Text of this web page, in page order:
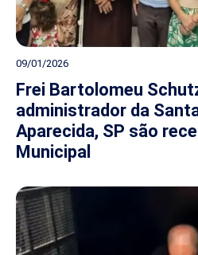
09/01/2026
Frei Bartolomeu
administrador da
Aparecida, SP são
Municipal